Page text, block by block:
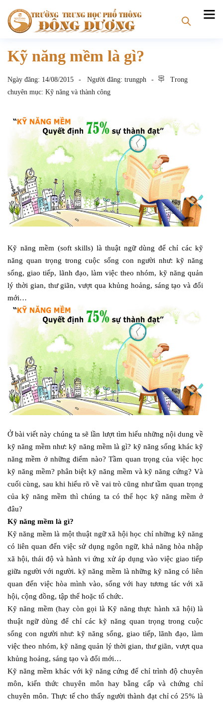
Kỹ năng mềm là gì?
Ngày đăng: 14/08/2015 Người đăng: trungph
Trong
chuyên mục: Kỹ năng và thành công
Kỹ năng mềm (soft skills) là thuật ngữ dùng để chỉ các kỹ
năng quan trọng trong cuộc sống con người như: kỹ năng
sống, giao tiếp, lãnh đạo, làm việc theo nhóm, kỹ năng quản
lý thời gian, thư giãn, vượt qua khủng hoảng, sáng tạo và đổi
mới…
Ở bài viết này chúng ta sẽ lần lượt tìm hiểu những nội dung về
kỹ năng mềm như: kỹ năng mềm là gì? kỹ năng sống khác kỹ
năng mềm ở những điểm nào? Tầm quan trọng của việc học
kỹ năng mềm? phân biệt kỹ năng mềm và kỹ năng cứng? Và
cuối cùng, sau khi hiểu rõ về vai trò cũng như tầm quan trọng
của kỹ năng mềm thì chúng ta có thể học kỹ năng mềm ở
đâu?
Kỹ năng mềm là gì?
Kỹ năng mềm là một thuật ngữ xã hội học chỉ những kỹ năng
có liên quan đến việc sử dụng ngôn ngữ, khả năng hòa nhập
xã hội, thái độ và hành vi ứng xử áp dụng vào việc giao tiếp
giữa người với người. kỹ năng mềm là những kỹ năng có liên
quan đến việc hòa mình vào, sống với hay tương tác với xã
hội, cộng đồng, tập thể hoặc tổ chức.
Kỹ năng mềm (hay còn gọi là Kỹ năng thực hành xã hội) là
thuật ngữ dùng để chỉ các kỹ năng quan trọng trong cuộc
sống con người như: kỹ năng sống, giao tiếp, lãnh đạo, làm
việc theo nhóm, kỹ năng quản lý thời gian, thư giãn, vượt qua
khủng hoảng, sáng tạo và đổi mới…
Kỹ năng mềm khác với kỹ năng cứng để chỉ trình độ chuyên
môn, kiến thức chuyên môn hay bằng cấp và chứng chỉ
chuyên môn. Thực tế cho thấy người thành đạt chỉ có 25% là